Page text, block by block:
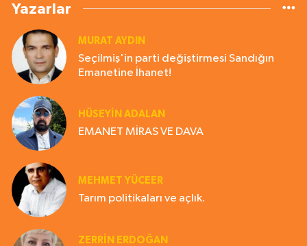
Yazarlar
MURAT AYDIN
Seçilmiş'in parti değiştirmesi Sandığın
Emanetine İhanet!
HÜSEYIN ADALAN
EMANET MİRAS VE DAVA
MEHMET YÜCEER
Tarım politikaları ve açlık.
ZERRIN ERDOĞAN